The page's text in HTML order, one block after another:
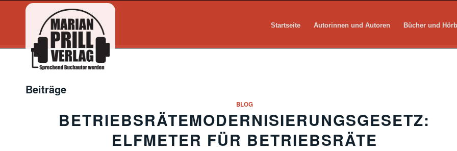
Startseite Autorinnen und Autoren Bücher und
Beiträge
BLOG
BETRIEBSRÄTEMODERNISIERUNGSGESETZ:
ELFMETER FÜR BETRIEBSRÄTE